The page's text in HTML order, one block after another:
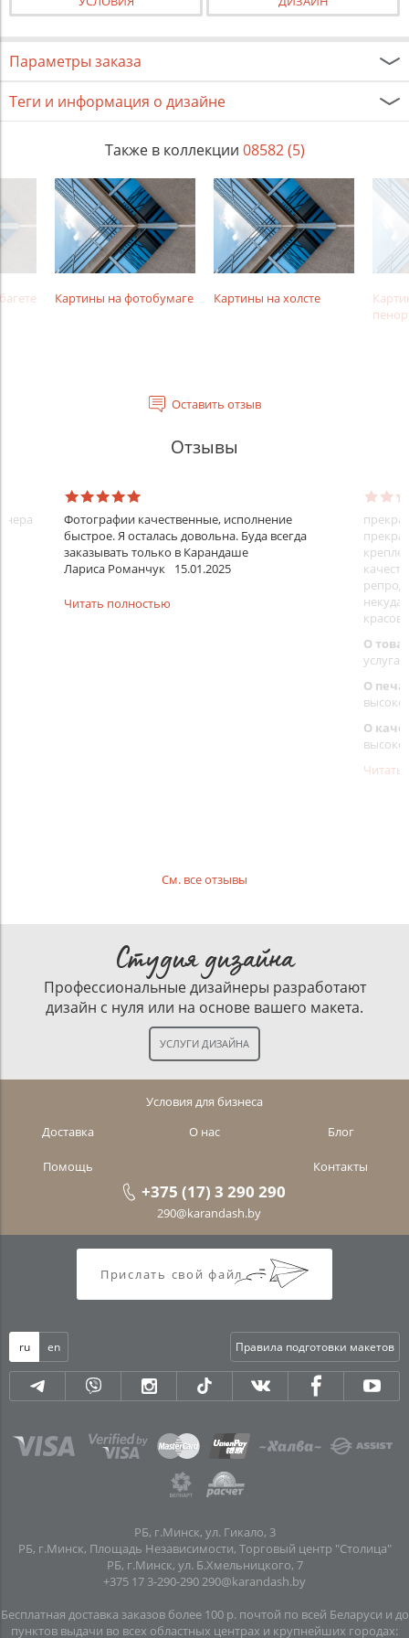
Параметры заказа
Теги и информация о дизайне
Также в коллекции 08582 (5)
Картины на фотобумаге Картины на холсте
Оставить отзыв
Отзывы
Фотографии качественные, исполнение
быстрое. Я осталась довольна. Буда всегда
заказывать только в Карандаше
Лариса Романчук
15.01.2025
Читать полностью
О
услуга
О
О
Читать
См. все отзывы
Студия дизайна
Профессиональные дизайнеры разработают
дизайн с нуля или на основе вашего макета.
Условия для бизнеса
Доставка
О нас Блог
Помощь Контакты
+375 (17) 3 290 290
290@karandash.by
Прислать свой файл
ru en Правила подготовки макетов
РБ, г.Минск, ул. Гикало, 3
РБ, г.Минск, Площадь Независимости, Торговый центр "Столица"
РБ, г.Минск, ул. Б.Хмельницкого, 7
+375 17 3-290-290 290@karandash.by
Бесплатная доставка заказов более 100 р. почтой по всей Беларуси и до
пунктов выдачи во всех областных центрах и крупнейших городах: